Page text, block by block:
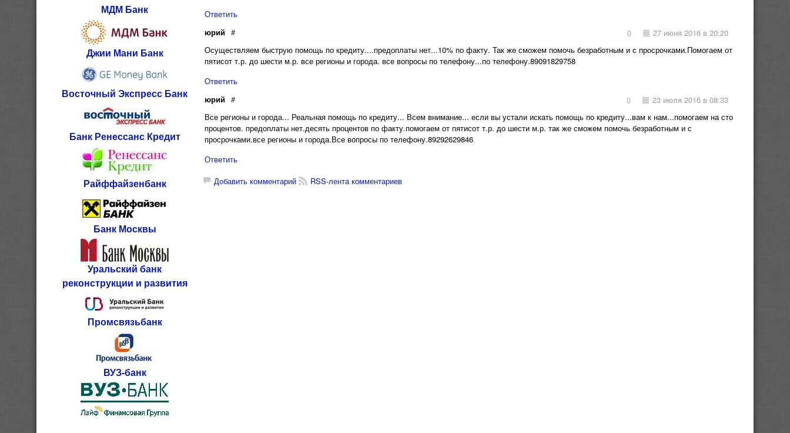
МДМ Банк
Джии Мани Банк
Восточный Экспресс Банк
Банк Ренессанс Кредит
Райффайзенбанк
Банк Москвы
Уральский банк
реконструкции и развития
Промсвязьбанк
ВУЗ-банк
Ответить
юрий # 27 июня 2016 в 20:20
0
Осуществляем быструю помощь по кредиту....предоплаты нет...10% по факту. Так же сможем помочь безработным и с просрочками.Помогаем от
пятисот т.р. до шести м.р. все регионы и города. все вопросы по телефону...по телефону.89091829758
Ответить
юрий # 23 июля 2016 в 08:33
0
Все регионы и города... Реальная помощь по кредиту... Всем внимание... если вы устали искать помощь по кредиту...вам к нам...помогаем на сто
процентов. предоплаты нет.десять процентов по факту.помогаем от пятисот т.р. до шести м.р. так же сможем помочь безработным и с
просрочками.все регионы и города.Все вопросы по телефону.89292629846
Ответить
Добавить комментарий
RSS-лента комментариев